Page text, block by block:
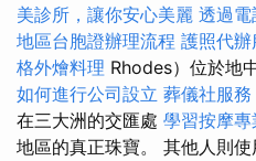
美診所，讓你安心美麗 透過
地區台胞證辦理流程 護照代
格外燴料理 Rhodes）位於地
如何進行公司設立 葬儀社服
在三大洲的交匯處 學習按摩專
地區的真正珠寶。 其他人則